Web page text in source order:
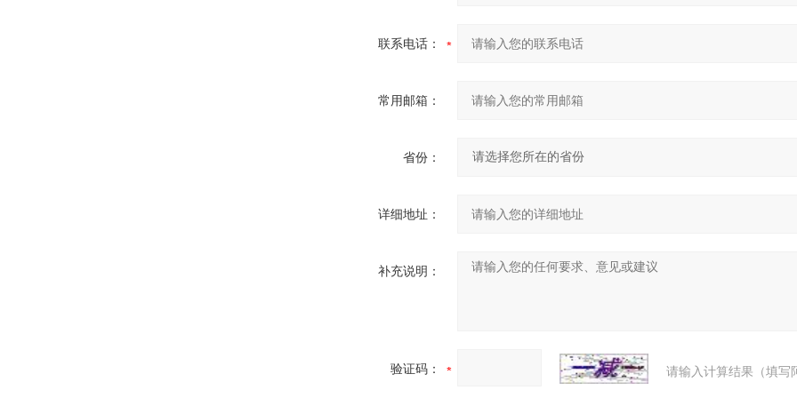
联系电话：
常用邮箱：
省份：
详细地址：
补充说明：
验证码： 请输入计算结果（填写